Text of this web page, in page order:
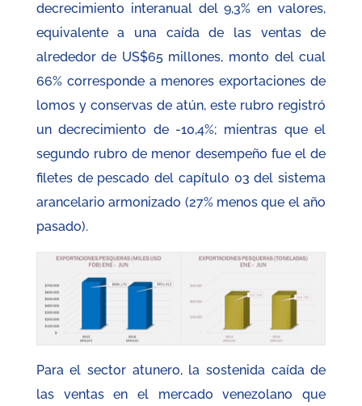
decrecimiento interanual del 9,3% en valores,
equivalente a una caída de las ventas de
alrededor de US$65 millones, monto del cual
66% corresponde a menores exportaciones de
lomos y conservas de atún, este rubro registró
un decrecimiento de -10,4%; mientras que el
segundo rubro de menor desempeño fue el de
filetes de pescado del capítulo 03 del sistema
arancelario armonizado (27% menos que el año
pasado).
Para el sector atunero, la sostenida caída de
las ventas en el mercado venezolano que